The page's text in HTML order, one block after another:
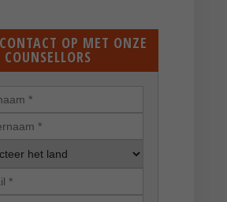
OP MET ONZE
COUNSELLORS